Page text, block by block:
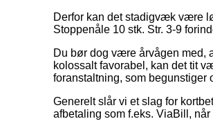
Derfor kan det stadigvæk være
Stoppenåle 10 stk. Str. 3-9
Du bør dog være årvågen med,
kolossalt favorabel, kan det tit
foranstaltning, som begunstiger
Generelt slår vi et slag for
afbetaling som f.eks. ViaBill,